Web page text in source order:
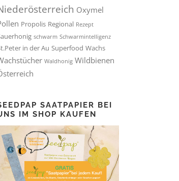
Oxymel
Propolis Regional Rezept
schwarm Schwarmintelligenz
in der Au Superfood Wachs
Waldhonig Wildbienen
SAATPAPIER BEI
IM SHOP KAUFEN